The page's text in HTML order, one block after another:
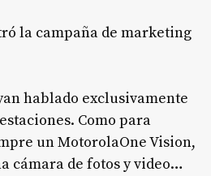
la campaña de marketing
hablado exclusivamente
Como para
un MotorolaOne Vision,
cámara de fotos y video…